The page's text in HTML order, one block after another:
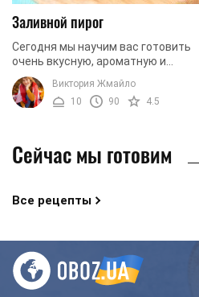
Заливной пирог
Сегодня мы научим вас готовить
очень вкусную, ароматную и
аппетитную закуску, которая
выпекается в духовке. Это блюдо
станет прекрасным дополнением ...
Виктория Жмайло
10
90 4.5
Сейчас мы готовим
Все рецепты